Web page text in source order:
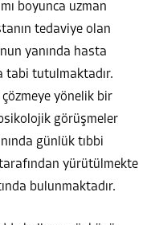
boyunca uzman
tedaviye olan
yanında hasta
tabi tutulmaktadır.
yönelik bir
görüşmeler
günlük tıbbi
yürütülmekte
bulunmaktadır.